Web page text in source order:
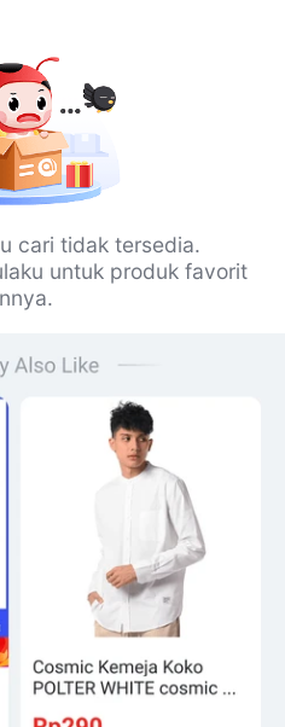
cari tidak tersedia.
untuk produk favorit